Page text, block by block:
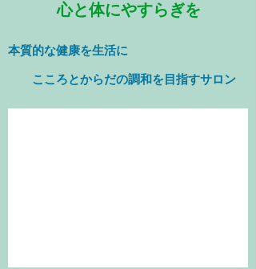
心と体にやすらぎを
本質的な健康を生活に
​ こころとからだの調和を目指すサロン